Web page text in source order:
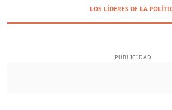
LOS LÍDERES DE LA
PUBLICIDAD